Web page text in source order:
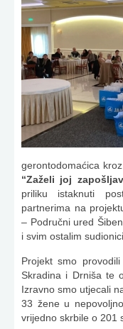
gerontodomaćica
“Zaželi joj
priliku istaknuti
partnerima na
– Područni ured
i svim ostalim
Projekt smo
Skradina i Drniša te
Izravno smo utjecali
33 žene u
vrijedno skrbile o 201